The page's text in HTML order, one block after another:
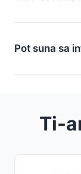
Pot suna sa
Ti-